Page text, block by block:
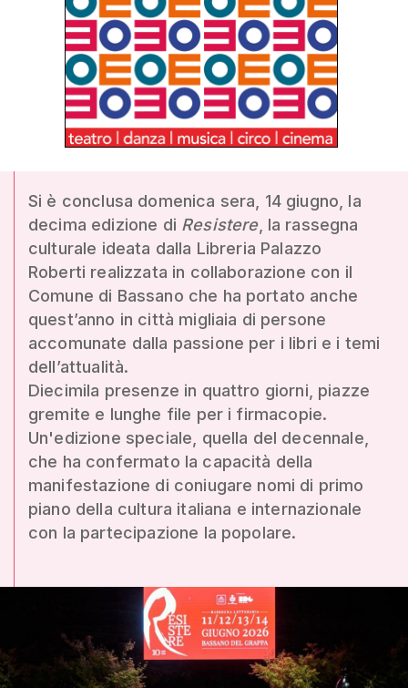
Si è conclusa domenica sera, 14 giugno, la
decima edizione di Resistere, la rassegna
culturale ideata dalla Libreria Palazzo
Roberti realizzata in collaborazione con il
Comune di Bassano che ha portato anche
quest’anno in città migliaia di persone
accomunate dalla passione per i libri e i temi
dell’attualità.
Diecimila presenze in quattro giorni, piazze
gremite e lunghe file per i firmacopie.
Un'edizione speciale, quella del decennale,
che ha confermato la capacità della
manifestazione di coniugare nomi di primo
piano della cultura italiana e internazionale
con la partecipazione la popolare.